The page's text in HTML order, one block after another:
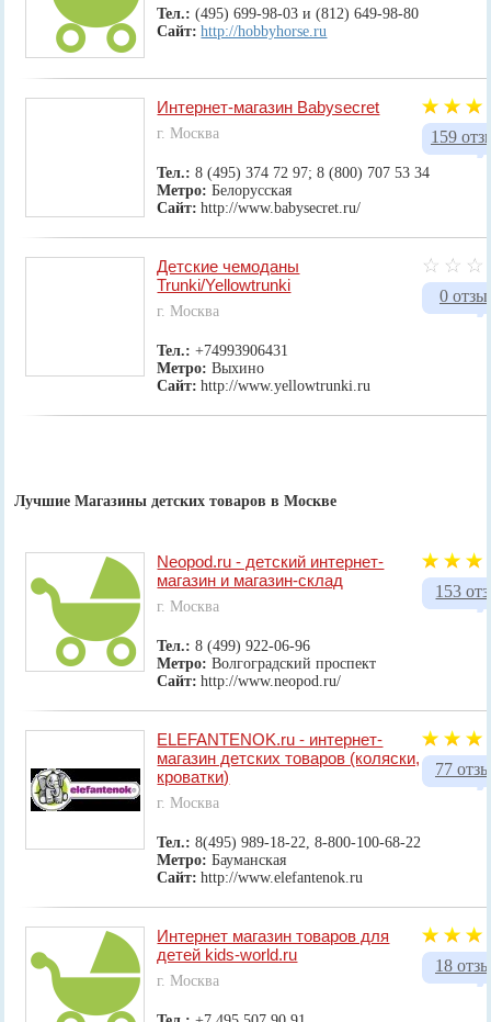
Тел.:(495) 699-98-03 и (812) 649-98-80
Сайт: http://hobbyhorse.ru
159
Интернет-магазин Babysecret
г. Москва
Тел.:8 (495) 374 72 97; 8 (800) 707 53 34
Метро:Белорусская
Сайт: http://www.babysecret.ru/
0
Детские чемоданы
Trunki/Yellowtrunki
г. Москва
Тел.:+74993906431
Метро:Выхино
Сайт: http://www.yellowtrunki.ru
Лучшие Магазины детских товаров в Москве
153
Neopod.ru - детский интернет-
магазин и магазин-склад
г. Москва
Тел.:8 (499) 922-06-96
Метро:Волгоградский проспект
Сайт: http://www.neopod.ru/
77
ELEFANTENOK.ru - интернет-
магазин детских товаров (коляски,
кроватки)
г. Москва
Тел.:8(495) 989-18-22, 8-800-100-68-22
Метро:Бауманская
Сайт: http://www.elefantenok.ru
18
Интернет магазин товаров для
детей kids-world.ru
г. Москва